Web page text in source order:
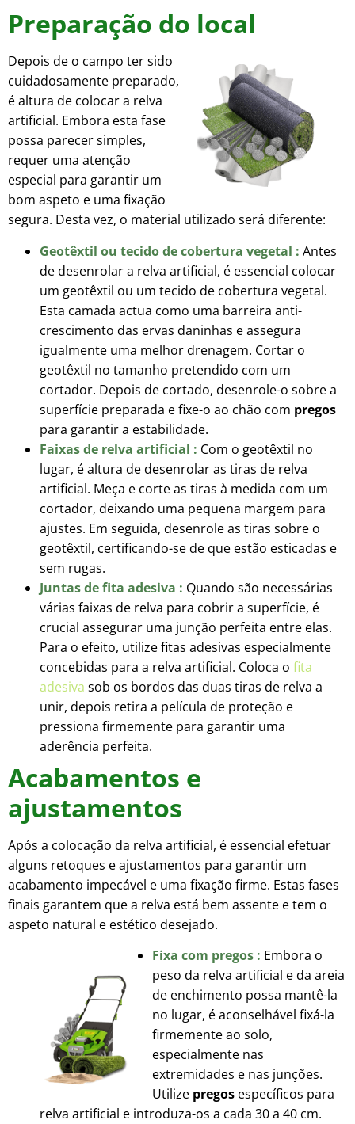
Preparação do local
Depois de o campo ter sido
cuidadosamente preparado,
é altura de colocar a relva
artificial. Embora esta fase
possa parecer simples,
requer uma atenção
especial para garantir um
bom aspeto e uma fixação
segura. Desta vez, o material utilizado será diferente:
Geotêxtil ou tecido de cobertura vegetal : Antes
de desenrolar a relva artificial, é essencial colocar
um geotêxtil ou um tecido de cobertura vegetal.
Esta camada actua como uma barreira anti-
crescimento das ervas daninhas e assegura
igualmente uma melhor drenagem. Cortar o
geotêxtil no tamanho pretendido com um
cortador. Depois de cortado, desenrole-o sobre a
superfície preparada e fixe-o ao chão com pregos
para garantir a estabilidade.
Faixas de relva artificial : Com o geotêxtil no
lugar, é altura de desenrolar as tiras de relva
artificial. Meça e corte as tiras à medida com um
cortador, deixando uma pequena margem para
ajustes. Em seguida, desenrole as tiras sobre o
geotêxtil, certificando-se de que estão esticadas e
sem rugas.
Juntas de fita adesiva : Quando são necessárias
várias faixas de relva para cobrir a superfície, é
crucial assegurar uma junção perfeita entre elas.
Para o efeito, utilize fitas adesivas especialmente
concebidas para a relva artificial. Coloca o fita
adesiva sob os bordos das duas tiras de relva a
unir, depois retira a película de proteção e
pressiona firmemente para garantir uma
aderência perfeita.
Acabamentos e
ajustamentos
Após a colocação da relva artificial, é essencial efetuar
alguns retoques e ajustamentos para garantir um
acabamento impecável e uma fixação firme. Estas fases
finais garantem que a relva está bem assente e tem o
aspeto natural e estético desejado.
Fixa com pregos : Embora o
peso da relva artificial e da areia
de enchimento possa mantê-la
no lugar, é aconselhável fixá-la
firmemente ao solo,
especialmente nas
extremidades e nas junções.
Utilize pregos específicos para
relva artificial e introduza-os a cada 30 a 40 cm.